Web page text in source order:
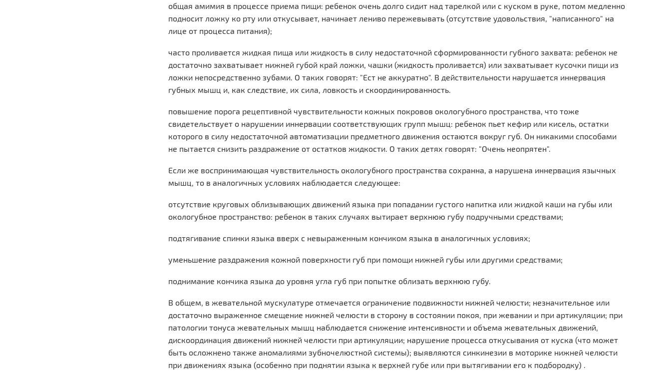
общая амимия в процессе приема пищи: ребенок очень долго сидит над тарелкой или с куском в руке, потом медленно
подносит ложку ко рту или откусывает, начинает лениво пережевывать (отсутствие удовольствия, "написанного" на
лице от процесса питания);
часто проливается жидкая пища или жидкость в силу недостаточной сформированности губного захвата: ребенок не
достаточно захватывает нижней губой край ложки, чашки (жидкость проливается) или захватывает кусочки пищи из
ложки непосредственно зубами. О таких говорят: "Ест не аккуратно". В действительности нарушается иннервация
губных мышц и, как следствие, их сила, ловкость и скоординированность.
повышение порога рецептивной чувствительности кожных покровов окологубного пространства, что тоже
свидетельствует о нарушении иннервации соответствующих групп мышц: ребенок пьет кефир или кисель, остатки
которого в силу недостаточной автоматизации предметного движения остаются вокруг губ. Он никакими способами
не пытается снизить раздражение от остатков жидкости. О таких детях говорят: "Очень неопрятен".
Если же воспринимающая чувствительность окологубного пространства сохранна, а нарушена иннервация язычных
мышц, то в аналогичных условиях наблюдается следующее:
отсутствие круговых облизывающих движений языка при попадании густого напитка или жидкой каши на губы или
окологубное пространство: ребенок в таких случаях вытирает верхнюю губу подручными средствами;
подтягивание спинки языка вверх с невыраженным кончиком языка в аналогичных условиях;
уменьшение раздражения кожной поверхности губ при помощи нижней губы или другими средствами;
поднимание кончика языка до уровня угла губ при попытке облизать верхнюю губу.
В общем, в жевательной мускулатуре отмечается ограничение подвижности нижней челюсти; незначительное или
достаточно выраженное смещение нижней челюсти в сторону в состоянии покоя, при жевании и при артикуляции; при
патологии тонуса жевательных мышц наблюдается снижение интенсивности и объема жевательных движений,
дискоординация движений нижней челюсти при артикуляции; нарушение процесса откусывания от куска (что может
быть осложнено также аномалиями зубночелюстной системы); выявляются синкинезии в моторике нижней челюсти
при движениях языка (особенно при поднятии языка к верхней губе или при вытягивании его к подбородку) .